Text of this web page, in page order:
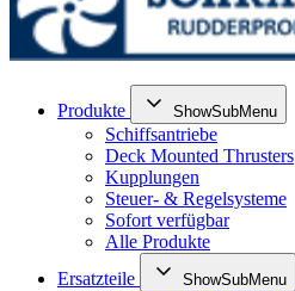
Produkte ShowSubMenu
Schiffsantriebe
Deck Mounted Thrusters
Kupplungen
Steuer- & Regelsysteme
Sofort verfügbar
Alle Produkte
Ersatzteile
ShowSubMenu